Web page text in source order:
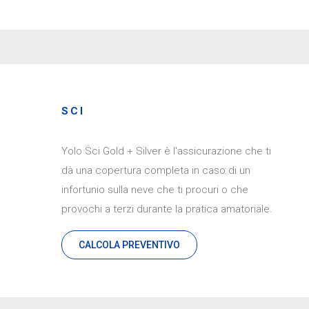
SCI
Yolo Sci Gold + Silver è l'assicurazione che ti
dà una copertura completa in caso di un
infortunio sulla neve che ti procuri o che
provochi a terzi durante la pratica amatoriale.
CALCOLA PREVENTIVO